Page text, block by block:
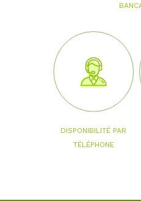
DISPONIBILITÉ PAR
TÉLÉPHONE